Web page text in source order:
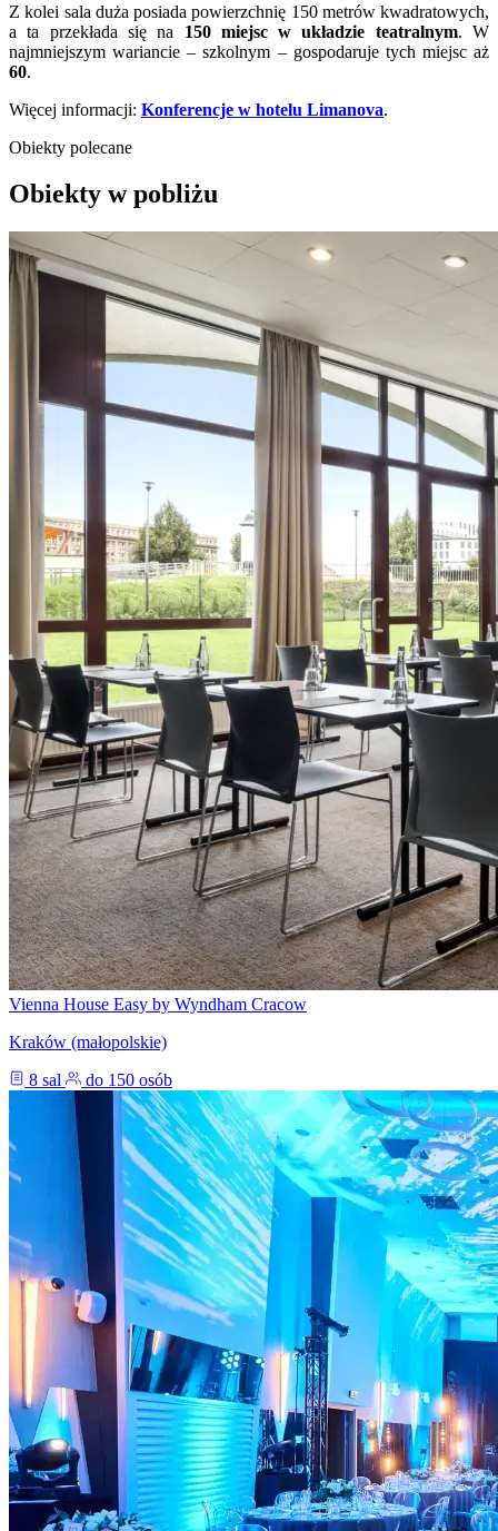
Z kolei sala duża posiada powierzchnię 150 metrów kwadratowych,
a ta przekłada się na 150 miejsc w układzie teatralnym. W
najmniejszym wariancie – szkolnym – gospodaruje tych miejsc aż
60.
Więcej informacji: Konferencje w hotelu Limanova.
Obiekty polecane
Obiekty w pobliżu
Vienna House Easy by Wyndham Cracow
Kraków (małopolskie)
8 sal
do 150 osób